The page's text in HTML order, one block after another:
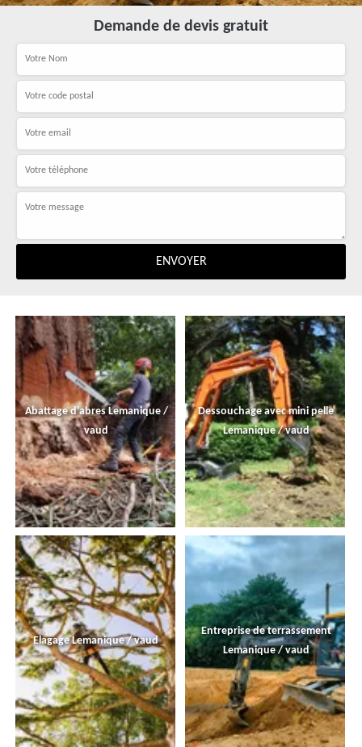
Demande de devis gratuit
Abattage d'abres Lemanique /
vaud
Dessouchage avec mini pelle
Lemanique / vaud
Elagage Lemanique / vaud
Entreprise de terrassement
Lemanique / vaud